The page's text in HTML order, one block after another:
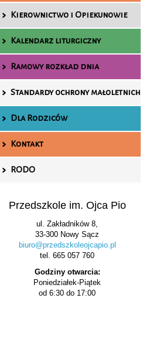
Kierownictwo i Opiekunowie
Kalendarz liturgiczny
Ramowy rozkład dnia
Standardy ochrony małoletnich
Dla Rodziców
Kontakt
RODO
Przedszkole im. Ojca Pio
ul. Zakładników 8,
33-300 Nowy Sącz
biuro@przedszkoleojcapio.pl
tel. 665 057 760
Godziny otwarcia:
Poniedziałek-Piątek
od 6:30 do 17:00